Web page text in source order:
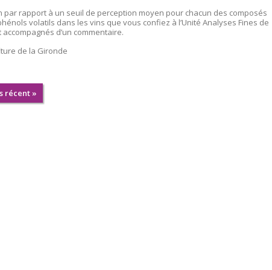
rapport à un seuil de perception moyen pour chacun des composés
volatils dans les vins que vous confiez à l’Unité Analyses Fines de
d’un commentaire.
de la Gironde
récent »